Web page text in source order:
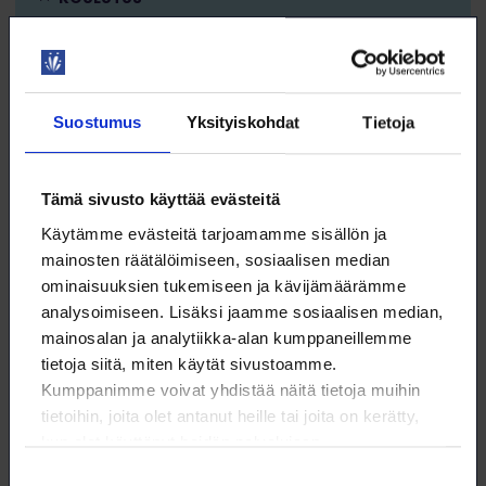
Suostumus Yksityiskohdat Tietoja
Tämä sivusto käyttää evästeitä
Käytämme evästeitä tarjoamamme sisällön ja
mainosten räätälöimiseen, sosiaalisen median
ominaisuuksien tukemiseen ja kävijämäärämme
analysoimiseen. Lisäksi jaamme sosiaalisen median,
mainosalan ja analytiikka-alan kumppaneillemme
tietoja siitä, miten käytät sivustoamme.
Kumppanimme voivat yhdistää näitä tietoja muihin
tietoihin, joita olet antanut heille tai joita on kerätty,
EU regulation on medical devices (MDR)
and on in vitro diagnostic devices (IVDR)
21.8. klo 8:30 – 28.8. klo 12:00
WEBINAR
TRAINING
PROFESSIONAL DEVELOPMENT